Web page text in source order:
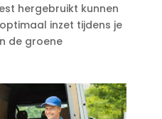
hergebruikt kunnen
inzet tijdens je
de groene